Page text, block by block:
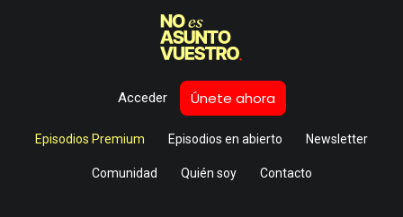
Acceder Únete ahora
Episodios Premium Episodios en abierto Newsletter
Comunidad Quién soy Contacto